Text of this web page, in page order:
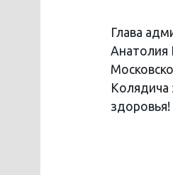
Глава
Анатолия
Колядича
здоровья!